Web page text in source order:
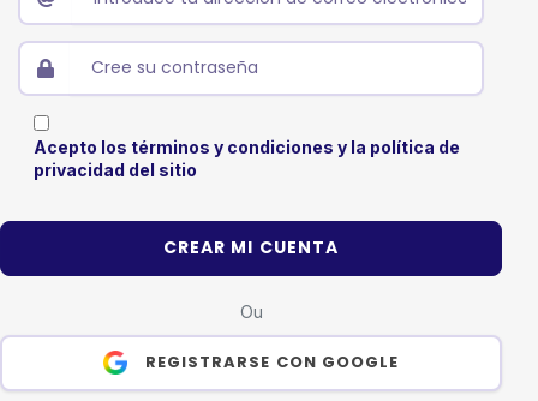
Acepto los términos y condiciones y la política de
privacidad del sitio
CREAR MI CUENTA
Ou
REGISTRARSE CON GOOGLE